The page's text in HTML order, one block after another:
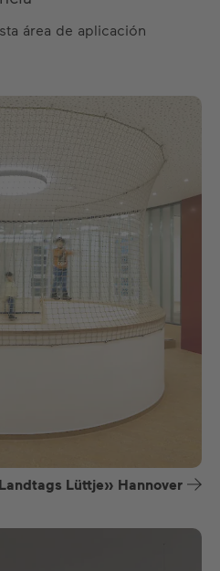
área de aplicación
Lüttje» Hannover